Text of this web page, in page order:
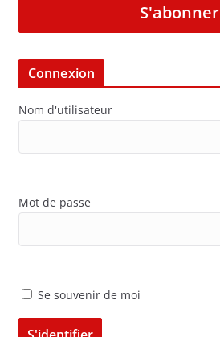
S'abonner
Connexion
Nom d'utilisateur
Mot de passe
Se souvenir de moi